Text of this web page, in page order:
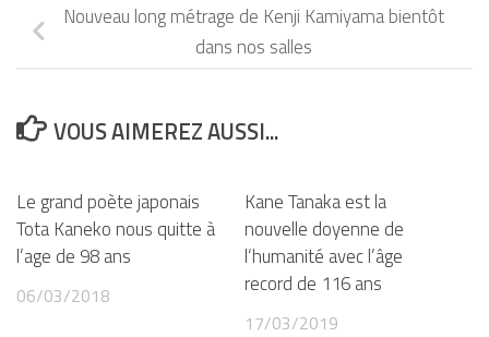
Nouveau long métrage de Kenji Kamiyama bientôt
dans nos salles
VOUS AIMEREZ AUSSI...
Le grand poète japonais
Tota Kaneko nous quitte à
l’age de 98 ans
06/03/2018
Kane Tanaka est la
nouvelle doyenne de
l‘humanité avec l’âge
record de 116 ans
17/03/2019